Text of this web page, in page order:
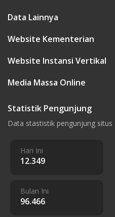
Data Lainnya
Website Kementerian
Website Instansi Vertikal
Media Massa Online
Statistik Pengunjung
Data stastistik pengunjung
Hari Ini
12.349
Bulan Ini
96.466